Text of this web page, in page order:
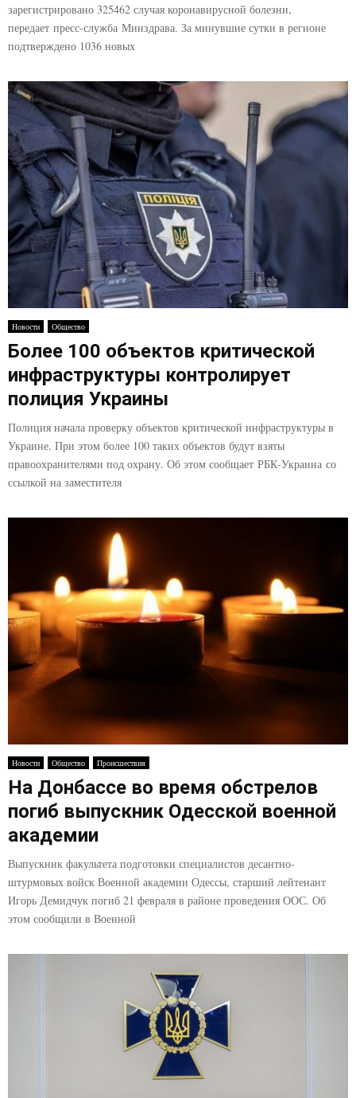
зарегистрировано 325462 случая коронавирусной болезни,
передает пресс-служба Минздрава. За минувшие сутки в регионе
подтверждено 1036 новых
Новости Общество
Более 100 объектов критической
инфраструктуры контролирует
полиция Украины
Полиция начала проверку объектов критической инфраструктуры в
Украине. При этом более 100 таких объектов будут взяты
правоохранителями под охрану. Об этом сообщает РБК-Украина со
ссылкой на заместителя
Новости Общество Происшествия
На Донбассе во время обстрелов
погиб выпускник Одесской военной
академии
Выпускник факультета подготовки специалистов десантно-
штурмовых войск Военной академии Одессы, старший лейтенант
Игорь Демидчук погиб 21 февраля в районе проведения ООС. Об
этом сообщили в Военной